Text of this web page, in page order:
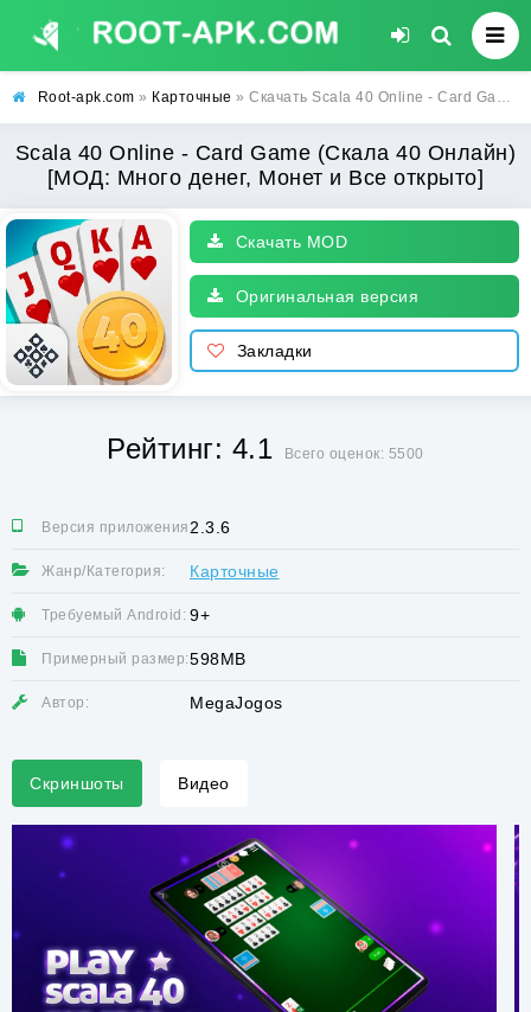
Root-apk.com » Карточные » Скачать Scala 40 Online - Card Game (Скала 40 Онлайн) [МОД: Много денег, Монет и Все открыто] | Взлом Scala 40 Online - Card Game на Андроид
Scala 40 Online - Card Game (Скала 40 Онлайн)
[МОД: Много денег, Монет и Все открыто]
Скачать MOD
Оригинальная версия
Закладки
Рейтинг: 4.1 Всего оценок: 5500
Версия приложения:2.3.6
Жанр/Категория: Карточные
Требуемый Android: 9+
Примерный размер:598MB
Автор: MegaJogos
Скриншоты Видео